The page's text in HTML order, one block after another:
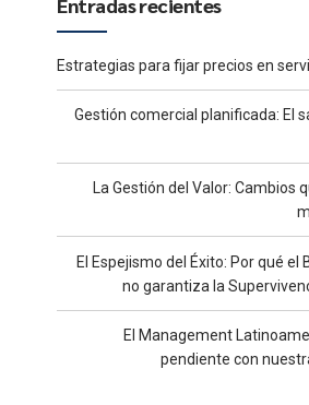
Estrategias para fijar precios en
Gestión comercial planificada: El
La Gestión del Valor: Cambios
El Espejismo del Éxito: Por qué el
no garantiza la
El Management
pendiente con